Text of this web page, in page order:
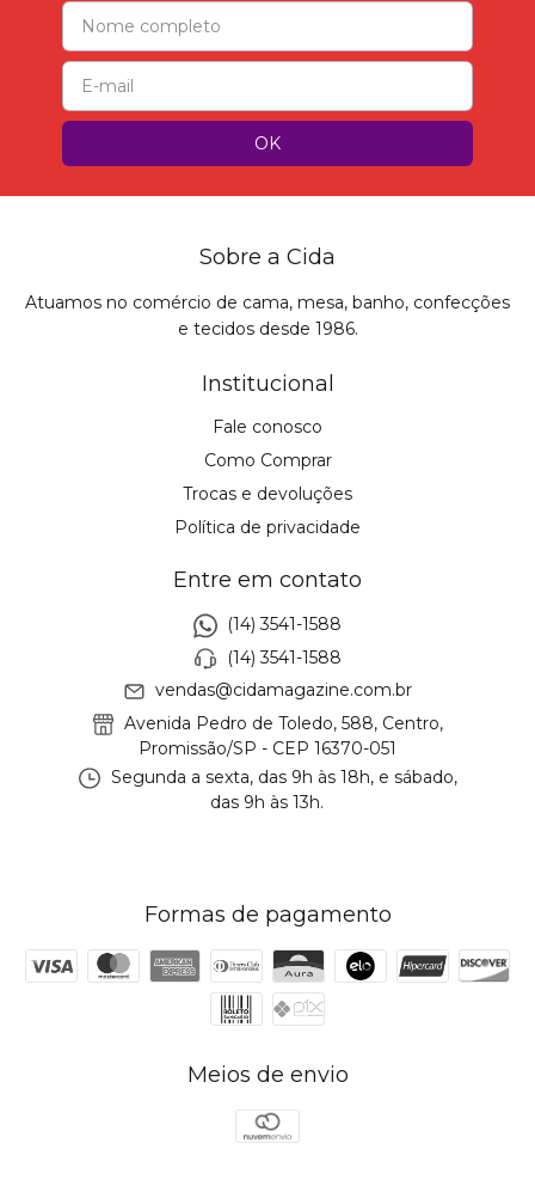
Sobre a Cida
Atuamos no comércio de cama, mesa, banho, confecções
e tecidos desde 1986.
Institucional
Fale conosco
Como Comprar
Trocas e devoluções
Política de privacidade
Entre em contato
(14) 3541-1588
(14) 3541-1588
vendas@cidamagazine.com.br
Avenida Pedro de Toledo, 588, Centro,
Promissão/SP - CEP 16370-051
Segunda a sexta, das 9h às 18h, e sábado,
das 9h às 13h.
Formas de pagamento
Meios de envio